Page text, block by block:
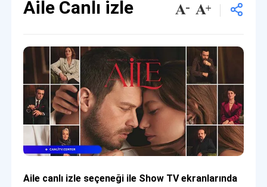
Aile Canlı izle
Aile canlı izle seçeneği ile Show TV ekranlarında